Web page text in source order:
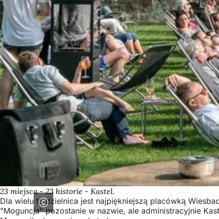
23 miejsca - 23 historie - Kastel.
Dla wielu ta dzielnica jest najpiękniejszą placówką
"Moguncja" pozostanie w nazwie, ale administracyjnie